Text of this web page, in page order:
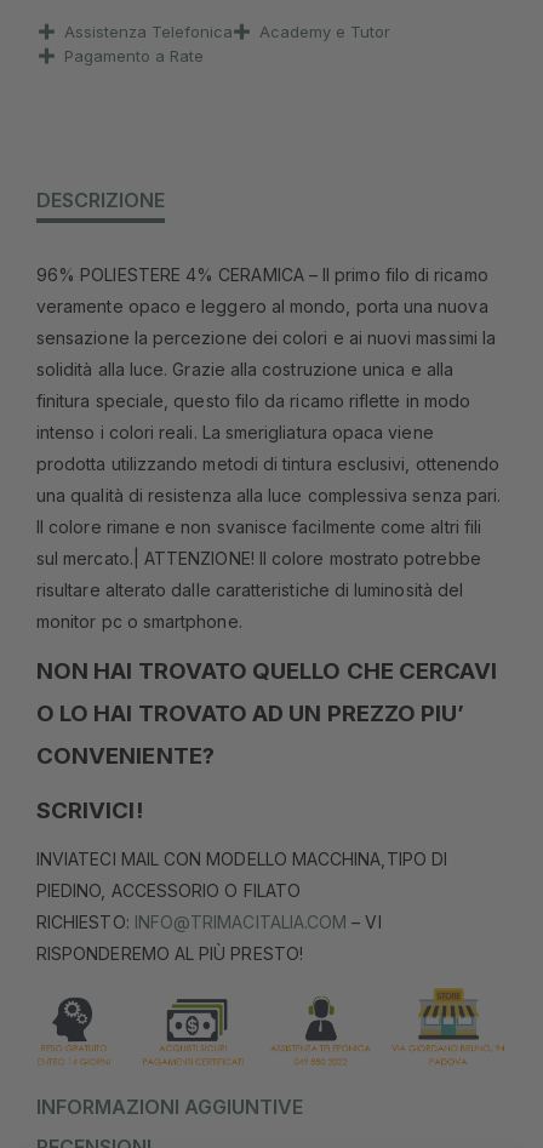
Assistenza Telefonica
Academy e Tutor
Pagamento a Rate
DESCRIZIONE
96% POLIESTERE 4% CERAMICA – Il primo filo di ricamo
veramente opaco e leggero al mondo, porta una nuova
sensazione la percezione dei colori e ai nuovi massimi la
solidità alla luce. Grazie alla costruzione unica e alla
finitura speciale, questo filo da ricamo riflette in modo
intenso i colori reali. La smerigliatura opaca viene
prodotta utilizzando metodi di tintura esclusivi, ottenendo
una qualità di resistenza alla luce complessiva senza pari.
Il colore rimane e non svanisce facilmente come altri fili
sul mercato.| ATTENZIONE! Il colore mostrato potrebbe
risultare alterato dalle caratteristiche di luminosità del
monitor pc o smartphone.
NON HAI TROVATO QUELLO CHE CERCAVI
O LO HAI TROVATO AD UN PREZZO PIU’
CONVENIENTE?
SCRIVICI!
INVIATECI MAIL CON MODELLO MACCHINA,TIPO DI
PIEDINO, ACCESSORIO O FILATO
RICHIESTO: INFO@TRIMACITALIA.COM – VI
RISPONDEREMO AL PIÙ PRESTO!
INFORMAZIONI AGGIUNTIVE